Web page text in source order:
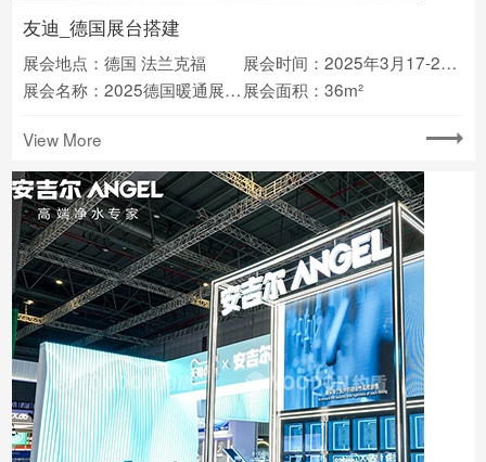
友迪_德国展台搭建
展会地点：德国 法兰克福
展会时间：2025年3月17-21日
展会名称：2025德国暖通展ISH 展会面积：36m²
View More